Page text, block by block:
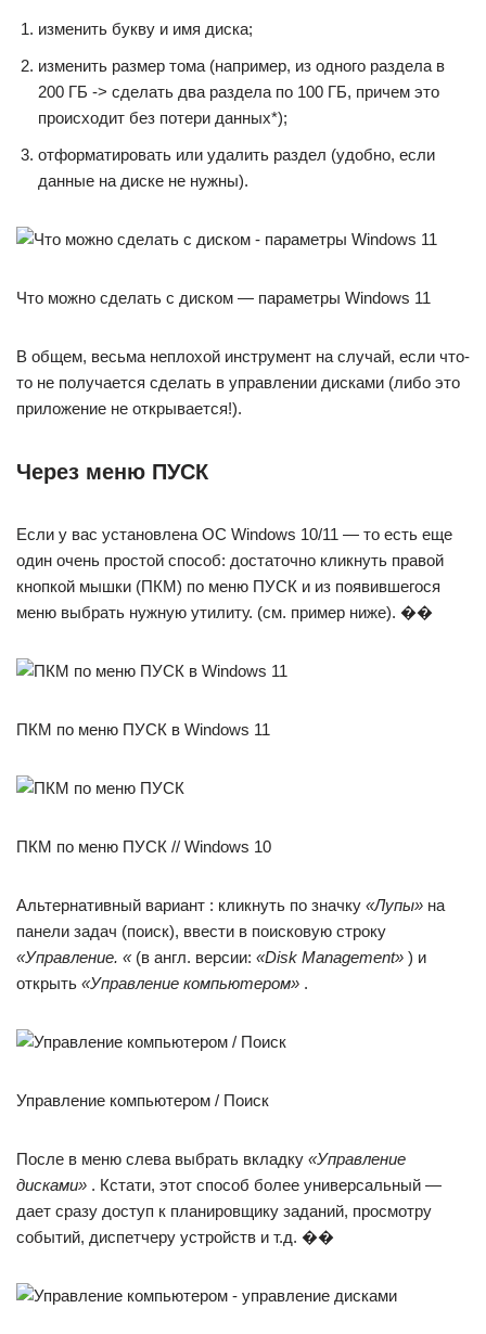
изменить букву и имя диска;
изменить размер тома (например, из одного раздела в
200 ГБ -> сделать два раздела по 100 ГБ, причем это
происходит без потери данных*);
отформатировать или удалить раздел (удобно, если
данные на диске не нужны).
Что можно сделать с диском — параметры Windows 11
В общем, весьма неплохой инструмент на случай, если что-
то не получается сделать в управлении дисками (либо это
приложение не открывается!).
Через меню ПУСК
Если у вас установлена ОС Windows 10/11 — то есть еще
один очень простой способ: достаточно кликнуть правой
кнопкой мышки (ПКМ) по меню ПУСК и из появившегося
меню выбрать нужную утилиту. (см. пример ниже). ��
ПКМ по меню ПУСК в Windows 11
ПКМ по меню ПУСК // Windows 10
Альтернативный вариант : кликнуть по значку «Лупы» на
панели задач (поиск), ввести в поисковую строку
«Управление. «(в англ. версии: «Disk Management» ) и
открыть «Управление компьютером» .
Управление компьютером / Поиск
После в меню слева выбрать вкладку «Управление
дисками» . Кстати, этот способ более универсальный —
дает сразу доступ к планировщику заданий, просмотру
событий, диспетчеру устройств и т.д. ��